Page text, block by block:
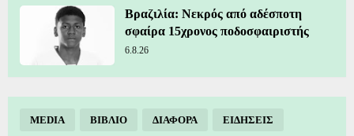
Βραζιλία: Νεκρός από αδέσποτη
σφαίρα 15χρονος ποδοσφαιριστής
6.8.26
MEDIA ΒΙΒΛΙΟ ΔΙΑΦΟΡΑ ΕΙΔΗΣΕΙΣ